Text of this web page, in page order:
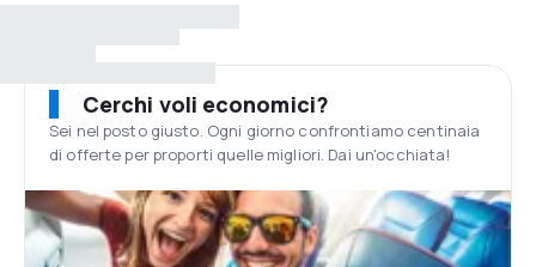
Cerchi voli economici?
Sei nel posto giusto. Ogni giorno confrontiamo centinaia
di offerte per proporti quelle migliori. Dai un'occhiata!